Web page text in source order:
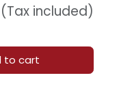
to cart
(Tax included)